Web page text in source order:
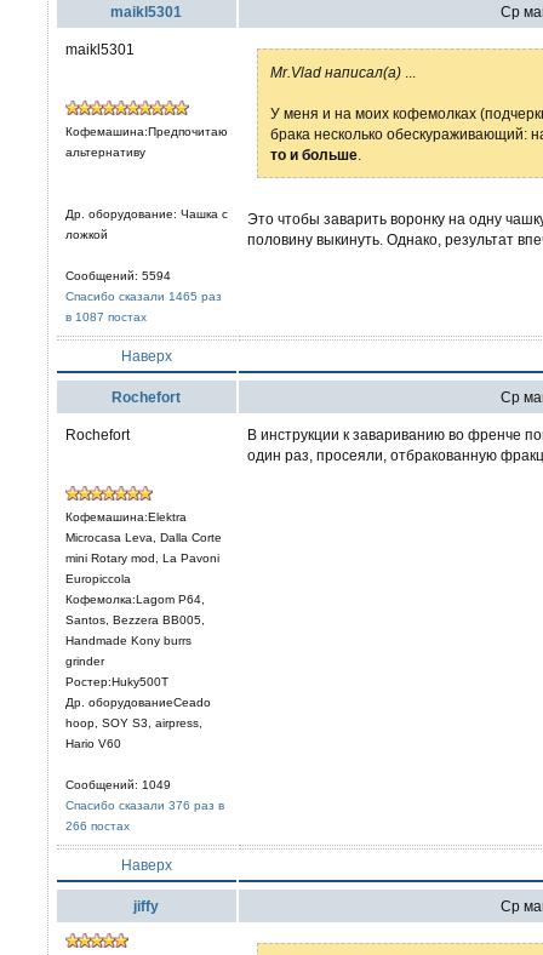
maikl5301 Ср
maikl5301
Кофемашина:Предпочитаю
альтернативу
Др. оборудование: Чашка с
ложкой
Сообщений: 5594
Спасибо сказали 1465 раз
в 1087 постах
Mr.Vlad написал(а)
У меня и на моих кофемолках
брака несколько обескураживающий:
то и больше
Это чтобы заварить воронку на одну
половину выкинуть. Однако, результат
Наверх
Rochefort Ср
Rochefort
Кофемашина:Elektra
Microcasa Leva, Dalla Corte
mini Rotary mod, La Pavoni
Europiccola
Кофемолка:Lagom P64,
Santos, Bezzera BB005,
Handmade Kony burrs
grinder
Ростер:Huky500T
Др. оборудованиеCeado
hoop, SOY S3, airpress,
Hario V60
Сообщений: 1049
Спасибо сказали 376 раз в
266 постах
В инструкции к завариванию во френче
один раз, просеяли, отбракованную
Наверх
jiffy Ср